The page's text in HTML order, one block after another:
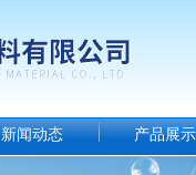
新闻动态 产品展示